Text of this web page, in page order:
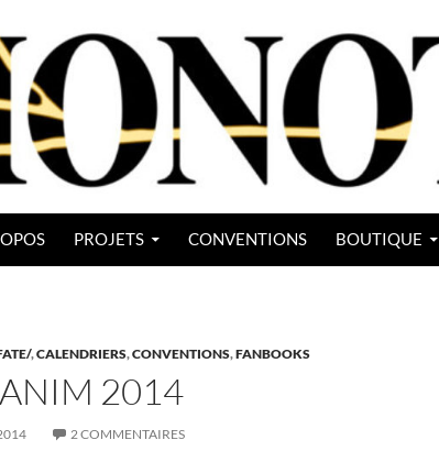
PROJETS CONVENTIONS BOUTIQUE
,CALENDRIERS,CONVENTIONS,FANBOOKS
2014
2 COMMENTAIRES